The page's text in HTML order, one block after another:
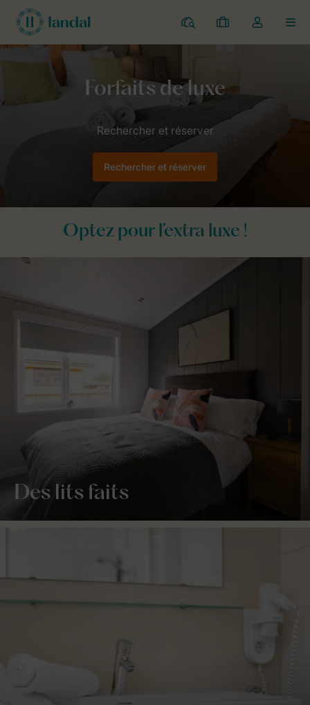
Parcs
Mes
réservations
Toggle
the
thème Forfaits Forfaits de luxe
Rechercher et réserver
Optez pour l’extra luxe !
Des lits faits